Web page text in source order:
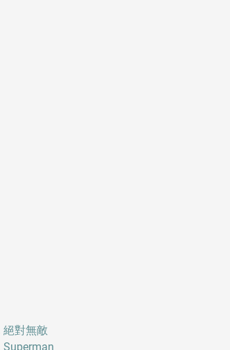
絕對無敵
Superman